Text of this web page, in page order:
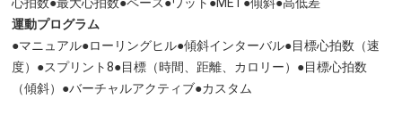
心拍数●最大心拍数●ペース●ワット●MET●傾斜●高低差
運動プログラム
●マニュアル●ローリングヒル●傾斜インターバル●目標心拍数（速
度）●スプリント8●目標（時間、距離、カロリー）●目標心拍数
（傾斜）●バーチャルアクティブ●カスタム